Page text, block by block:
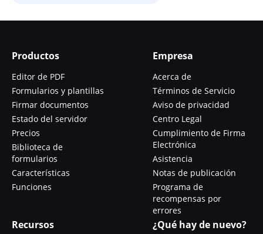
Productos
Editor de PDF
Formularios y plantillas
Firmar documentos
Estado del servidor
Precios
Biblioteca de
formularios
Características
Funciones
Empresa
Acerca de
Términos de Servicio
Aviso de privacidad
Centro Legal
Cumplimiento de Firma
Electrónica
Asistencia
Notas de publicación
Programa de
recompensas por
errores
Recursos ¿Qué hay de nuevo?